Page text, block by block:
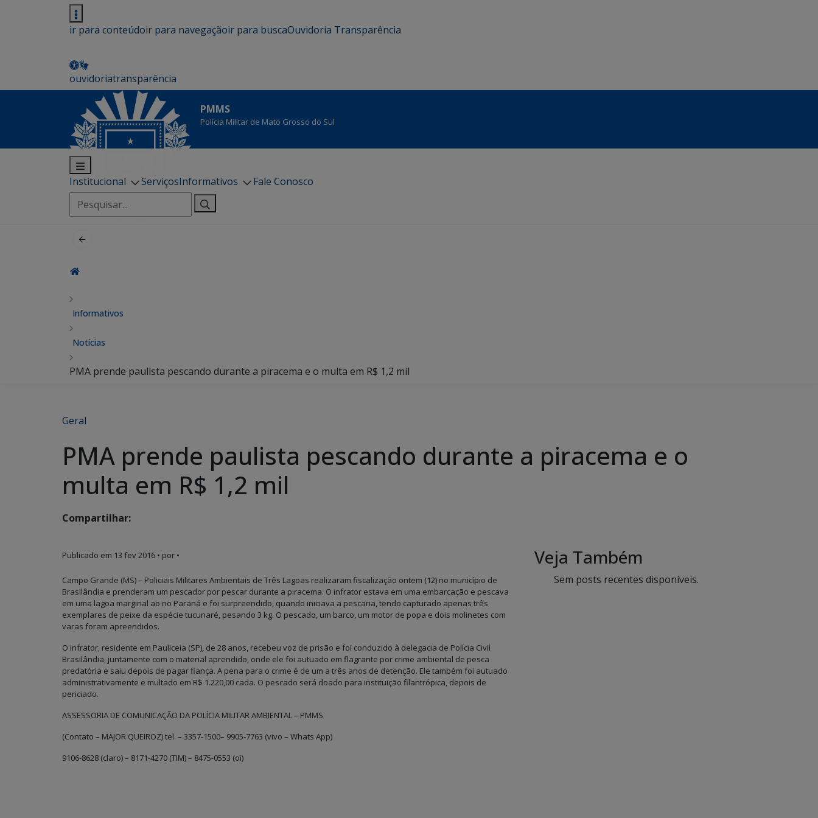
ir para conteúdoir para navegaçãoir para buscaOuvidoria Transparência
ouvidoriatransparência
PMMS
Polícia Militar de Mato Grosso do Sul
Institucional ServiçosInformativos
Fale Conosco
Pesquisar
por:
Informativos
Notícias
PMA prende paulista pescando durante a piracema e o multa em R$ 1,2 mil
Geral
PMA prende paulista pescando durante a piracema e o
multa em R$ 1,2 mil
Compartilhar:
Publicado em 13 fev 2016 • por •
Campo Grande (MS) – Policiais Militares Ambientais de Três Lagoas realizaram fiscalização ontem (12) no município de
Brasilândia e prenderam um pescador por pescar durante a piracema. O infrator estava em uma embarcação e pescava
em uma lagoa marginal ao rio Paraná e foi surpreendido, quando iniciava a pescaria, tendo capturado apenas três
exemplares de peixe da espécie tucunaré, pesando 3 kg. O pescado, um barco, um motor de popa e dois molinetes com
varas foram apreendidos.
O infrator, residente em Pauliceia (SP), de 28 anos, recebeu voz de prisão e foi conduzido à delegacia de Polícia Civil
Brasilândia, juntamente com o material aprendido, onde ele foi autuado em flagrante por crime ambiental de pesca
predatória e saiu depois de pagar fiança. A pena para o crime é de um a três anos de detenção. Ele também foi autuado
administrativamente e multado em R$ 1.220,00 cada. O pescado será doado para instituição filantrópica, depois de
periciado.
ASSESSORIA DE COMUNICAÇÃO DA POLÍCIA MILITAR AMBIENTAL – PMMS
(Contato – MAJOR QUEIROZ) tel. – 3357-1500– 9905-7763 (vivo – Whats App)
9106-8628 (claro) – 8171-4270 (TIM) – 8475-0553 (oi)
Veja Também
Sem posts recentes disponíveis.